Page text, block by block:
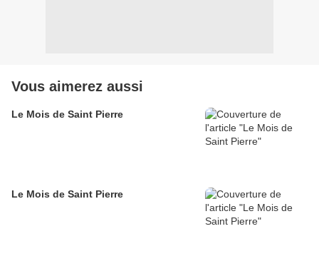
Vous aimerez aussi
Le Mois de Saint Pierre
Le Mois de Saint Pierre